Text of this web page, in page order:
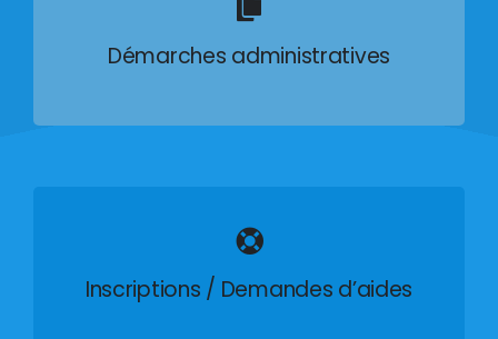
Démarches administratives
Inscriptions / Demandes d’aides